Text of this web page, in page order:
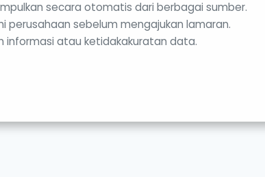
secara otomatis dari berbagai sumber.
perusahaan sebelum mengajukan lamaran.
informasi atau ketidakakuratan data.